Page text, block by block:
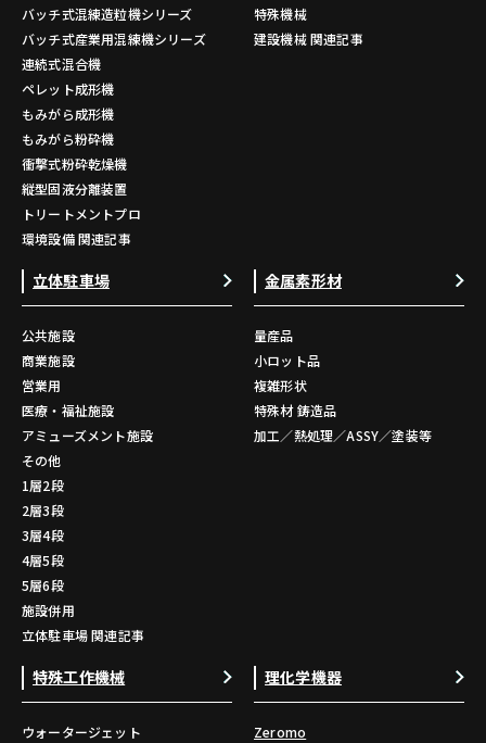
バッチ式混練造粒機シリーズ
バッチ式産業用混練機シリーズ
連続式混合機
ペレット成形機
もみがら成形機
もみがら粉砕機
衝撃式粉砕乾燥機
縦型固液分離装置
トリートメントプロ
環境設備 関連記事
特殊機械
建設機械 関連記事
立体駐車場
公共施設
商業施設
営業用
医療・福祉施設
アミューズメント施設
その他
1層2段
2層3段
3層4段
4層5段
5層6段
施設併用
立体駐車場 関連記事
金属素形材
量産品
小ロット品
複雑形状
特殊材 鋳造品
加工／熱処理／ASSY／塗装等
特殊工作機械
ウォータージェット
理化学機器
Zeromo